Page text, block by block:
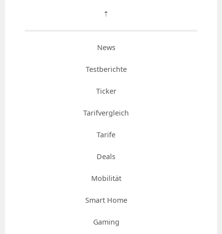
⇡
News
Testberichte
Ticker
Tarifvergleich
Tarife
Deals
Mobilität
Smart Home
Gaming